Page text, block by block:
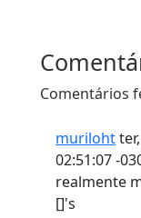
Comentários
muriloht
02:51:07 -
realmente
[]'s